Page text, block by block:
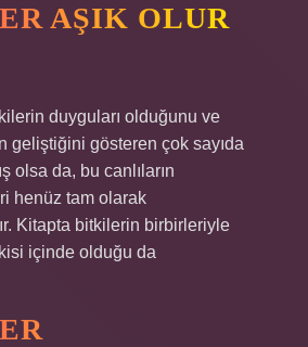
AŞIK OLUR
duyguları olduğunu ve
geliştiğini gösteren çok sayıda
olsa da, bu canlıların
henüz tam olarak
Kitapta bitkilerin birbirleriyle
içinde olduğu da